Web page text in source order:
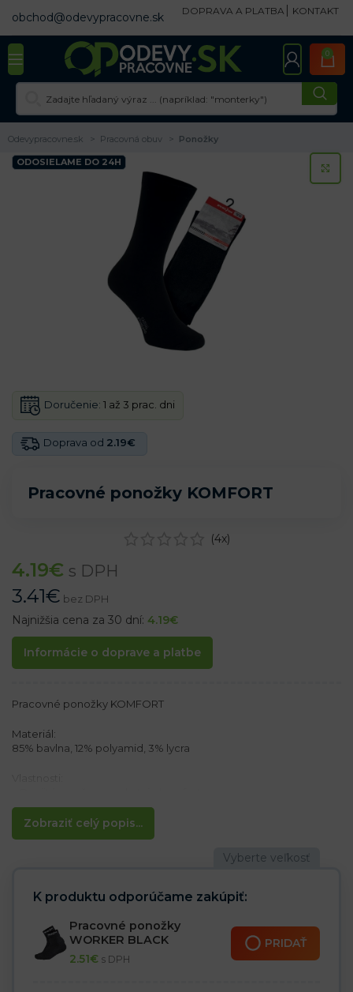
obchod@odevypracovne.sk DOPRAVA A PLATBA KONTAKT
0
Odevypracovne.sk Pracovná obuv Ponožky
ODOSIELAME DO 24H
Pracovné ponožky KOMFORT
Doprava od 2.19€
Doručenie: 1 až 3 prac. dni
(4x)
4.19€ s DPH
3.41€ bez DPH
Najnižšia cena za 30 dní: 4.19€
Informácie o doprave a platbe
Zobraziť celý popis...
Pracovné ponožky KOMFORT
Materiál:
85% bavlna, 12% polyamid, 3% lycra
– Ploché švy zabraňujú odreninám na prstoch, a to aj v
extrémnych podmienkach
– Vhodné na každodenné nosenie
K produktu odporúčame zakúpiť:
Pracovné ponožky
WORKER BLACK
2.51€ s DPH
PRIDAŤ